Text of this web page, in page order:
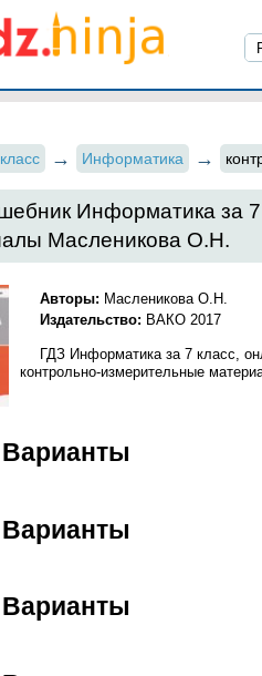
Информатика
Информатика за
Масленикова О.Н.
Авторы: Масленикова О.Н.
Издательство: ВАКО 2017
ГДЗ Информатика за 7 класс,
контрольно-измерительные
Варианты
Варианты
Варианты